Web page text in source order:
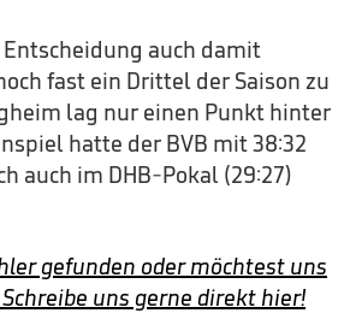
Entscheidung auch damit
fast ein Drittel der Saison zu
lag nur einen Punkt hinter
hatte der BVB mit 38:32
auch im DHB-Pokal (29:27)
gefunden oder möchtest uns
Schreibe uns gerne direkt hier!